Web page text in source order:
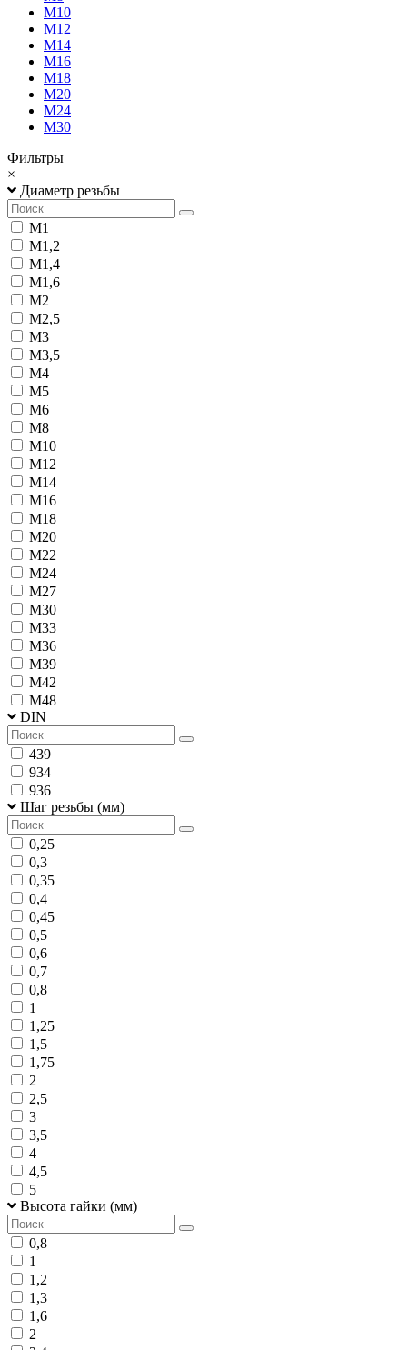
М10
М12
М14
М16
М18
М20
М24
М30
Фильтры
×
Диаметр резьбы
М1
М1,2
М1,4
М1,6
М2
М2,5
М3
М3,5
М4
М5
М6
М8
М10
М12
М14
М16
М18
М20
М22
М24
М27
М30
М33
М36
М39
М42
М48
DIN
439
934
936
Шаг резьбы (мм)
0,25
0,3
0,35
0,4
0,45
0,5
0,6
0,7
0,8
1
1,25
1,5
1,75
2
2,5
3
3,5
4
4,5
5
Высота гайки (мм)
0,8
1
1,2
1,3
1,6
2